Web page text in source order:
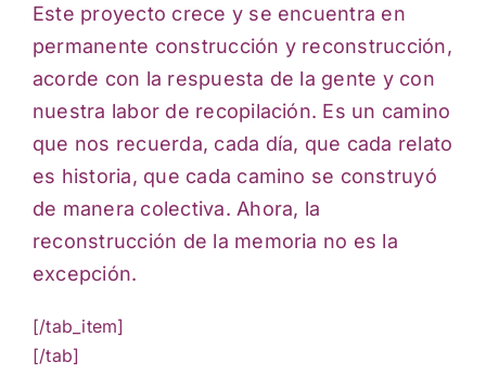
Este proyecto crece y se encuentra en
permanente construcción y reconstrucción,
acorde con la respuesta de la gente y con
nuestra labor de recopilación. Es un camino
que nos recuerda, cada día, que cada relato
es historia, que cada camino se construyó
de manera colectiva. Ahora, la
reconstrucción de la memoria no es la
excepción.
[/tab_item]
[/tab]